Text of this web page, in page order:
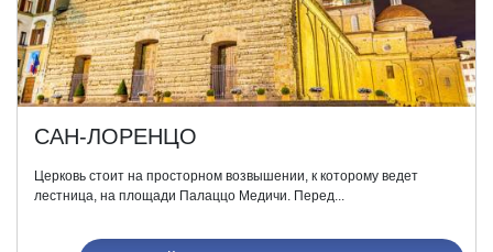
САН-ЛОРЕНЦО
Церковь стоит на просторном возвышении, к которому ведет
лестница, на площади Палаццо Медичи. Перед...